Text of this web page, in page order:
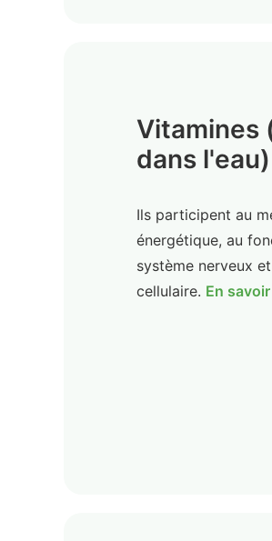
Vitamines
dans l'eau)
Ils participent au
énergétique, au
système nerveux
cellulaire. En